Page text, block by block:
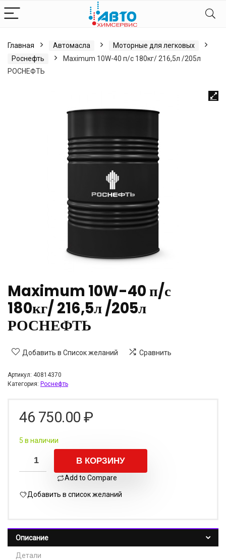
Главная Автомасла
Моторные для легковых
Роснефть
Maximum 10W-40 п/с 180кг/ 216,5л /205л
РОСНЕФТЬ
Maximum 10W-40 п/с
180кг/ 216,5л /205л
РОСНЕФТЬ
Добавить в Список желаний Сравнить
Артикул: 40814370
Категория: Роснефть
46 750.00 ₽
5 в наличии
В КОРЗИНУ
Add to Compare
Добавить в список желаний
Описание
Детали